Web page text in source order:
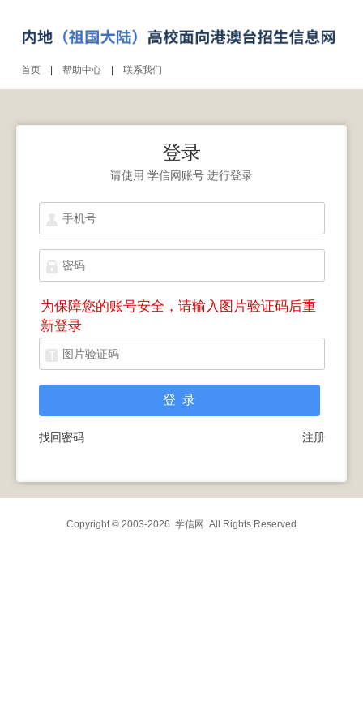
首页| 帮助中心| 联系我们
登录
请使用 学信网账号 进行登录
为保障您的账号安全，请输入图片验证码后重
新登录
找回密码 注册
Copyright © 2003-2026 学信网 All Rights Reserved